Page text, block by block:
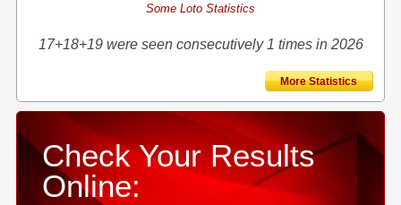
Some Loto Statistics
17+18+19 were seen consecutively 1 times in 2026
More Statistics
Check Your Results
Online: